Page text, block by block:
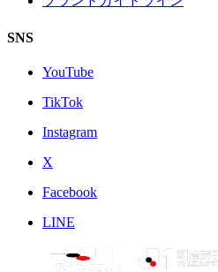
SNS
YouTube
TikTok
Instagram
X
Facebook
LINE